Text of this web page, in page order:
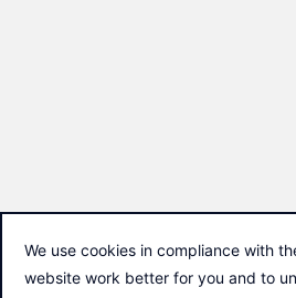
Contacto